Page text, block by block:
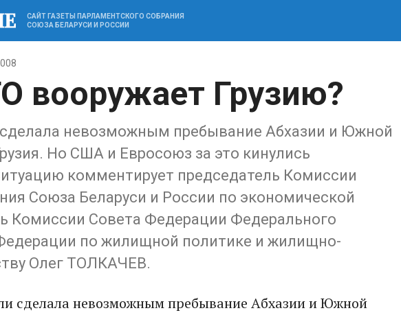
САЙТ ГАЗЕТЫ ПАРЛАМЕНТСКОГО СОБРАНИЯ
СОЮЗА БЕЛАРУСИ И РОССИИ
вооружает Грузию?
невозможным пребывание Абхазии и Южной
Но США и Евросоюз за это кинулись
комментирует председатель Комиссии
Союза Беларуси и России по экономической
Комиссии Совета Федерации Федерального
по жилищной политике и жилищно-
Олег ТОЛКАЧЕВ.
сделала невозможным пребывание Абхазии и Южной